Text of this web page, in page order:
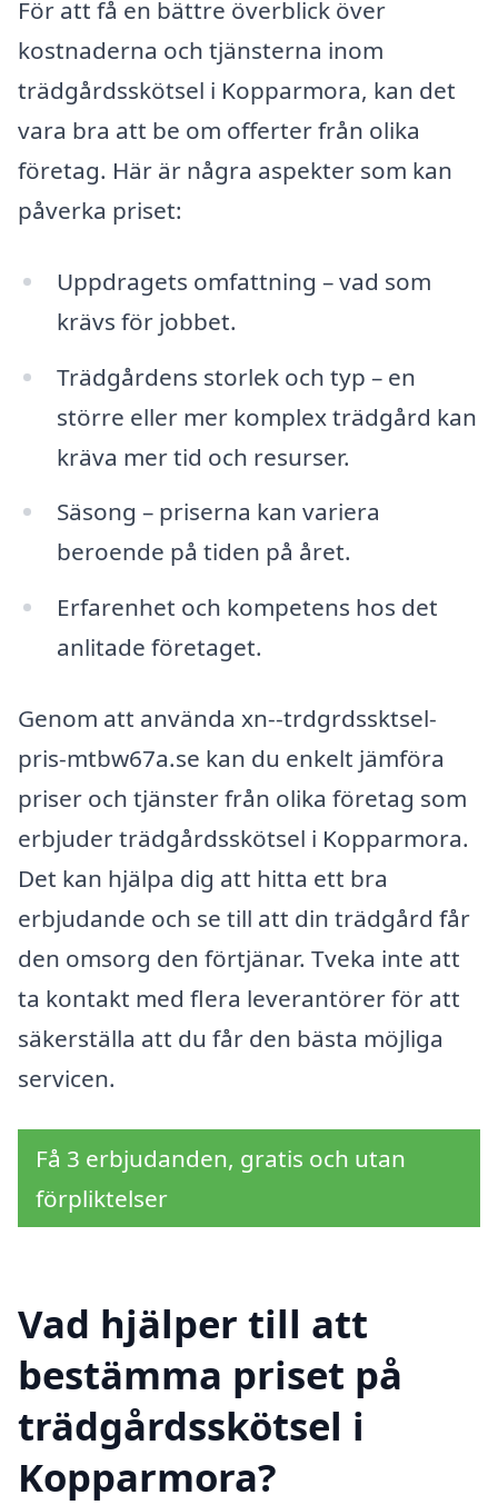
För att få en bättre överblick över
kostnaderna och tjänsterna inom
trädgårdsskötsel i Kopparmora, kan det
vara bra att be om offerter från olika
företag. Här är några aspekter som kan
påverka priset:
Uppdragets omfattning – vad som
krävs för jobbet.
Trädgårdens storlek och typ – en
större eller mer komplex trädgård kan
kräva mer tid och resurser.
Säsong – priserna kan variera
beroende på tiden på året.
Erfarenhet och kompetens hos det
anlitade företaget.
Genom att använda xn--trdgrdssktsel-
pris-mtbw67a.se kan du enkelt jämföra
priser och tjänster från olika företag som
erbjuder trädgårdsskötsel i Kopparmora.
Det kan hjälpa dig att hitta ett bra
erbjudande och se till att din trädgård får
den omsorg den förtjänar. Tveka inte att
ta kontakt med flera leverantörer för att
säkerställa att du får den bästa möjliga
servicen.
Få 3 erbjudanden, gratis och utan
förpliktelser
Vad hjälper till att
bestämma priset på
trädgårdsskötsel i
Kopparmora?